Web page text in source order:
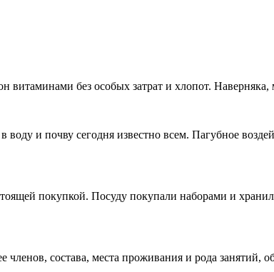
витаминами без особых затрат и хлопот.
и почву сегодня известно всем. Пагубное
покупкой. Посуду покупали наборами и
членов, состава, места проживания и рода